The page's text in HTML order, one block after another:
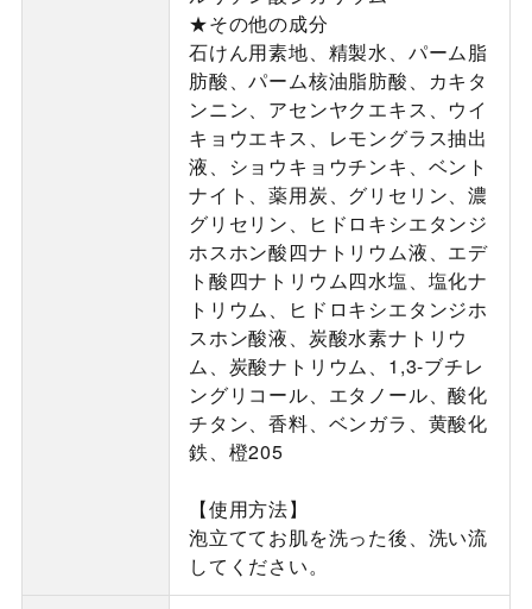
★その他の成分
石けん用素地、精製水、パーム脂
肪酸、パーム核油脂肪酸、カキタ
ンニン、アセンヤクエキス、ウイ
キョウエキス、レモングラス抽出
液、ショウキョウチンキ、ベント
ナイト、薬用炭、グリセリン、濃
グリセリン、ヒドロキシエタンジ
ホスホン酸四ナトリウム液、エデ
ト酸四ナトリウム四水塩、塩化ナ
トリウム、ヒドロキシエタンジホ
スホン酸液、炭酸水素ナトリウ
ム、炭酸ナトリウム、1,3-ブチレ
ングリコール、エタノール、酸化
チタン、香料、ベンガラ、黄酸化
鉄、橙205
【使用方法】
泡立ててお肌を洗った後、洗い流
してください。